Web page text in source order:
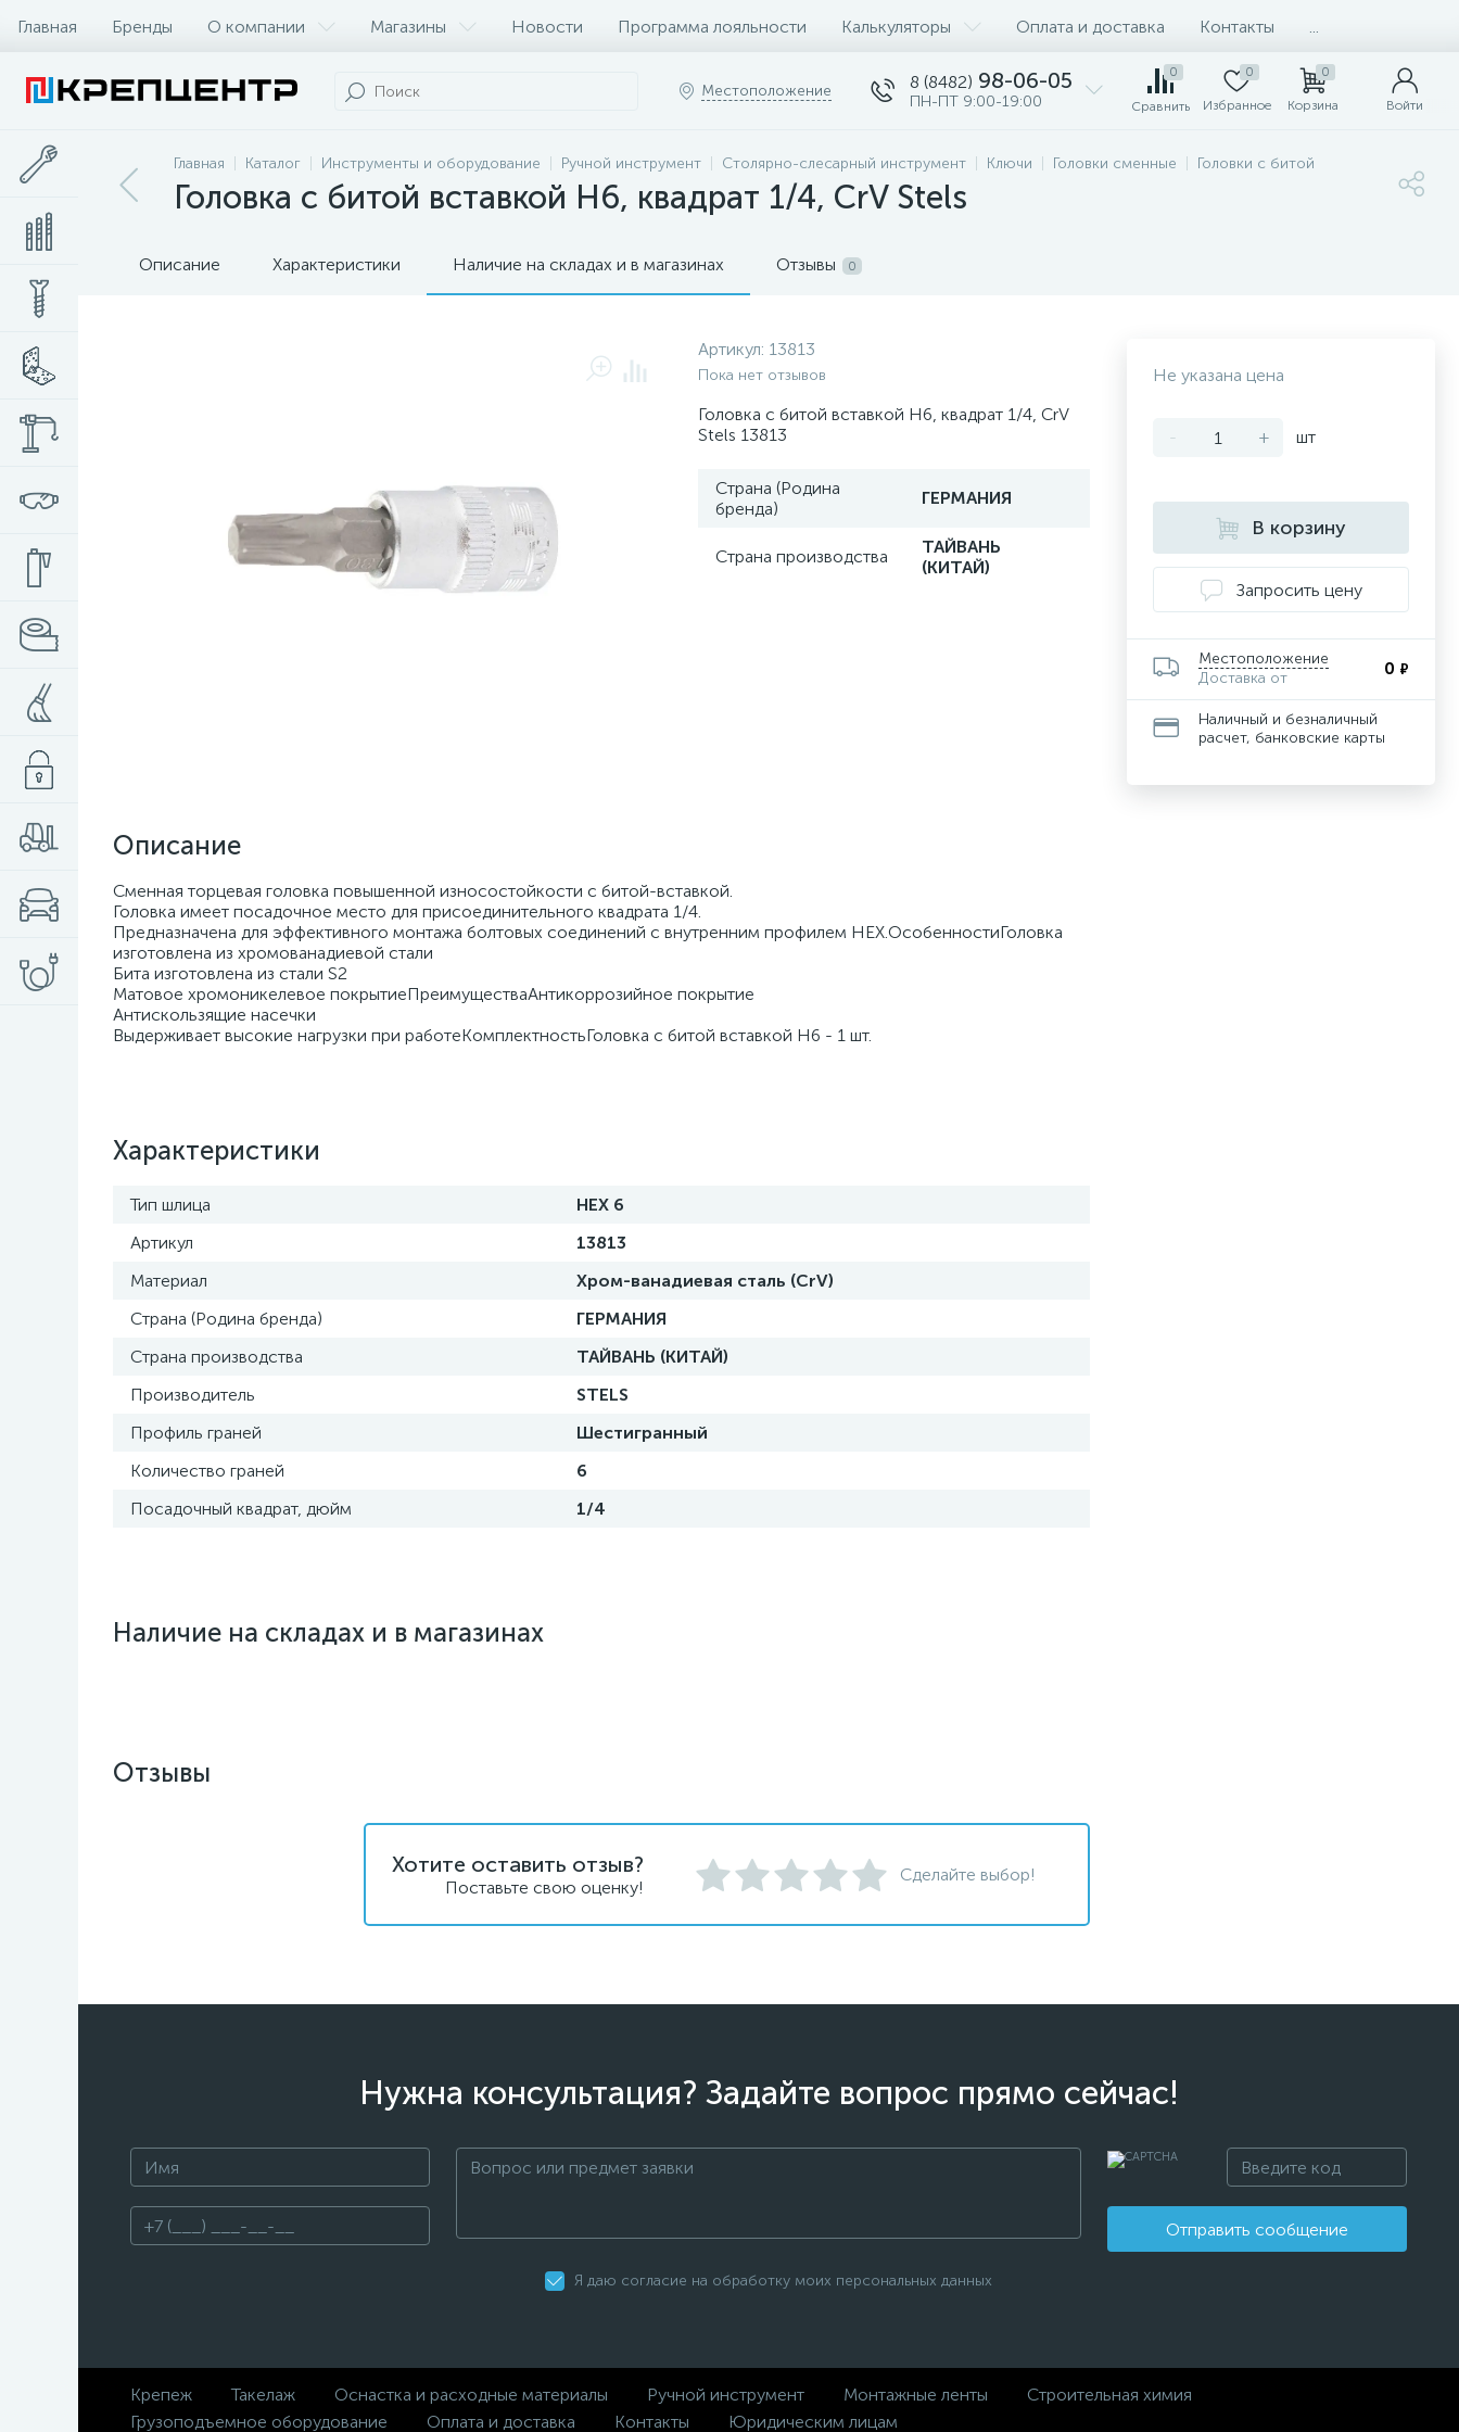
Главная Бренды О компании Магазины Новости Программа лояльности Калькуляторы Оплата и доставка Контакты
Местоположение 8 (8482) 98-06-05
ПН-ПТ 9:00-19:00
0
Сравнить
0
Избранное
0
Корзина Войти
Главная Каталог Инструменты и оборудование Ручной инструмент Столярно-слесарный инструмент Ключи Головки сменные Головки с битой
Головка с битой вставкой H6, квадрат 1/4, CrV Stels
Описание Характеристики Наличие на складах и в магазинах Отзывы 0
Артикул: 13813
Пока нет отзывов
Головка с битой вставкой H6, квадрат 1/4, CrV
Stels 13813
Страна (Родина
бренда)
ГЕРМАНИЯ
Страна производства
ТАЙВАНЬ
(КИТАЙ)
Описание
Сменная торцевая головка повышенной износостойкости с битой-вставкой.
Головка имеет посадочное место для присоединительного квадрата 1/4.
Предназначена для эффективного монтажа болтовых соединений с внутренним профилем HEX.ОсобенностиГоловка
изготовлена из хромованадиевой стали
Бита изготовлена из стали S2
Матовое хромоникелевое покрытиеПреимуществаАнтикоррозийное покрытие
Антискользящие насечки
Выдерживает высокие нагрузки при работеКомплектностьГоловка с битой вставкой H6 - 1 шт.
Характеристики
Тип шлица
HEX 6
Артикул
13813
Материал
Хром-ванадиевая сталь (CrV)
Страна (Родина бренда)
ГЕРМАНИЯ
Страна производства
ТАЙВАНЬ (КИТАЙ)
Производитель
STELS
Профиль граней
Шестигранный
Количество граней
6
Посадочный квадрат, дюйм
1/4
Наличие на складах и в магазинах
Не указана цена
- + шт
В корзину
Запросить цену
Местоположение
Доставка от
0 ₽
Наличный и безналичный
расчет, банковские карты
Отзывы
Хотите оставить отзыв?
Поставьте свою оценку!
Сделайте выбор!
Нужна консультация? Задайте вопрос прямо сейчас!
Отправить сообщение
Я даю согласие на обработку моих персональных данных
Крепеж Такелаж Оснастка и расходные материалы Ручной инструмент Монтажные ленты
Строительная химия
Грузоподъемное оборудование
Оплата и доставка Контакты Юридическим лицам